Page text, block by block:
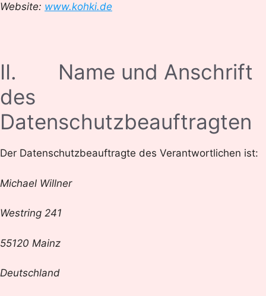
Website: www.kohki.de
II. Name und Anschrift
des
Datenschutzbeauftragten
Der Datenschutzbeauftragte des Verantwortlichen ist:
Michael Willner
Westring 241
55120 Mainz
Deutschland